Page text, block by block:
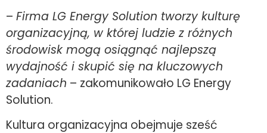
– Firma LG Energy Solution tworzy kulturę
organizacyjną, w której ludzie z różnych
środowisk mogą osiągnąć najlepszą
wydajność i skupić się na kluczowych
zadaniach – zakomunikowało LG Energy
Solution.
Kultura organizacyjna obejmuje sześć